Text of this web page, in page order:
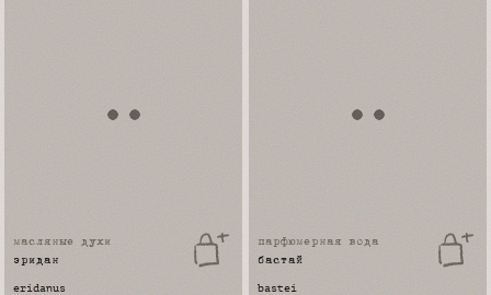
масляные духи
эридан
eridanus
парфюмерная вода
бастай
bastei